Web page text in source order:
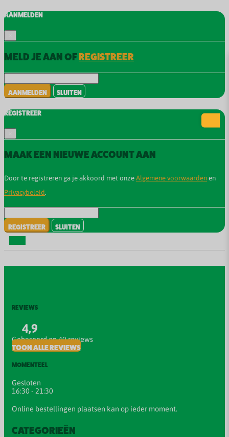
AANMELDEN
MELD JE AAN OFREGISTREER
AANMELDEN SLUITEN
REGISTREER
MAAK EEN NIEUWE ACCOUNT AAN
Door te registreren ga je akkoord met onze Algemene voorwaarden en
Privacybeleid.
REGISTREER SLUITEN
REVIEWS
4,9
Gebaseerd op 40 reviews
TOON ALLE REVIEWS
MOMENTEEL
Gesloten
16:30 - 21:30
Online bestellingen plaatsen kan op ieder moment.
CATEGORIEËN